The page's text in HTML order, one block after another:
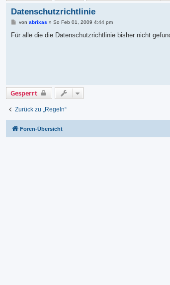
Datenschutzrichtlinie
B
i
von abrixas » So Feb 01, 2009 4:44 pm
Für alle die die Datenschutzrichtlinie bisher nicht
Gesperrt
Zurück zu „Regeln“
Foren-Übersicht